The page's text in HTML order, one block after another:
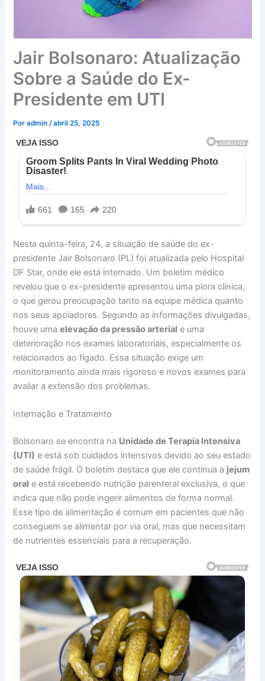
Jair Bolsonaro: Atualização
Sobre a Saúde do Ex-
Presidente em UTI
Poradmin/abril 25, 2025
Nesta quinta-feira, 24, a situação de saúde do ex-
presidente Jair Bolsonaro (PL) foi atualizada pelo Hospital
DF Star, onde ele está internado. Um boletim médico
revelou que o ex-presidente apresentou uma piora clínica,
o que gerou preocupação tanto na equipe médica quanto
nos seus apoiadores. Segundo as informações divulgadas,
houve umaelevação da pressão arterial e uma
deterioração nos exames laboratoriais, especialmente os
relacionados ao fígado. Essa situação exige um
monitoramento ainda mais rigoroso e novos exames para
avaliar a extensão dos problemas.
Internação e Tratamento
Bolsonaro se encontra na Unidade de Terapia Intensiva
(UTI) e está sob cuidados intensivos devido ao seu estado
de saúde frágil. O boletim destaca que ele continua a jejum
oral e está recebendo nutrição parenteral exclusiva, o que
indica que não pode ingerir alimentos de forma normal.
Esse tipo de alimentação é comum em pacientes que não
conseguem se alimentar por via oral, mas que necessitam
de nutrientes essenciais para a recuperação.